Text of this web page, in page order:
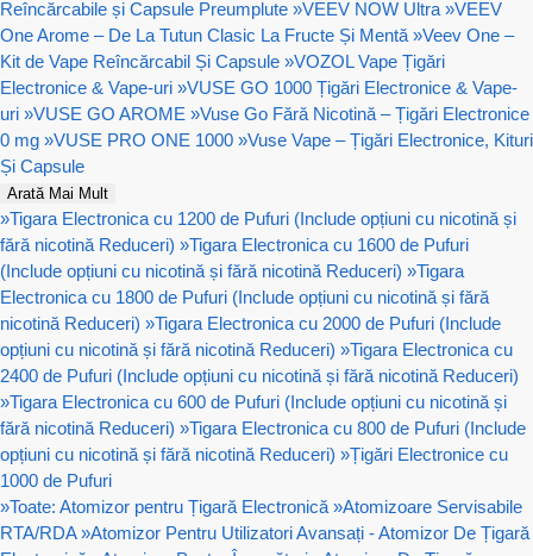
Reîncărcabile și Capsule Preumplute »VEEV NOW Ultra »VEEV
One Arome – De La Tutun Clasic La Fructe Și Mentă »Veev One –
Kit de Vape Reîncărcabil Și Capsule »VOZOL Vape Țigări
Electronice & Vape-uri »VUSE GO 1000 Țigări Electronice & Vape-
uri »VUSE GO AROME »Vuse Go Fără Nicotină – Țigări Electronice
0 mg »VUSE PRO ONE 1000 »Vuse Vape – Țigări Electronice, Kituri
Și Capsule
Arată Mai Mult
»Tigara Electronica cu 1200 de Pufuri (Include opțiuni cu nicotină și
fără nicotină Reduceri) »Tigara Electronica cu 1600 de Pufuri
(Include opțiuni cu nicotină și fără nicotină Reduceri) »Tigara
Electronica cu 1800 de Pufuri (Include opțiuni cu nicotină și fără
nicotină Reduceri) »Tigara Electronica cu 2000 de Pufuri (Include
opțiuni cu nicotină și fără nicotină Reduceri) »Tigara Electronica cu
2400 de Pufuri (Include opțiuni cu nicotină și fără nicotină Reduceri)
»Tigara Electronica cu 600 de Pufuri (Include opțiuni cu nicotină și
fără nicotină Reduceri) »Tigara Electronica cu 800 de Pufuri (Include
opțiuni cu nicotină și fără nicotină Reduceri) »Țigări Electronice cu
1000 de Pufuri
»Toate: Atomizor pentru Țigară Electronică »Atomizoare Servisabile
RTA/RDA »Atomizor Pentru Utilizatori Avansați - Atomizor De Țigară